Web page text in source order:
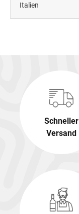
Italien
Schneller
Versand